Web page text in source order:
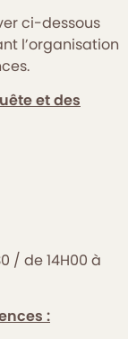
ci-dessous
l’organisation
et des
/ de 14H00 à
: